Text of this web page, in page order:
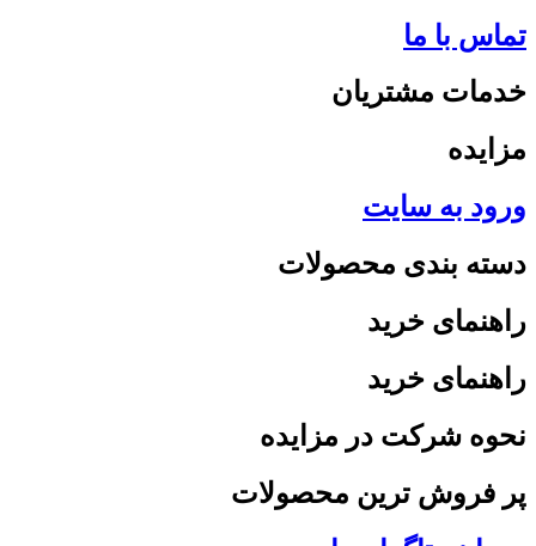
تماس با ما
خدمات مشتریان
مزایده
ورود به سایت
دسته بندی محصولات
راهنمای خرید
راهنمای خرید
نحوه شرکت در مزایده
پر فروش ترین محصولات